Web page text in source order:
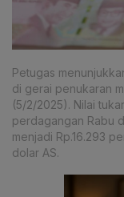
Petugas
di gerai penukaran
(5/2/2025). Nilai
perdagangan Rabu
menjadi Rp.16.293
dolar AS.